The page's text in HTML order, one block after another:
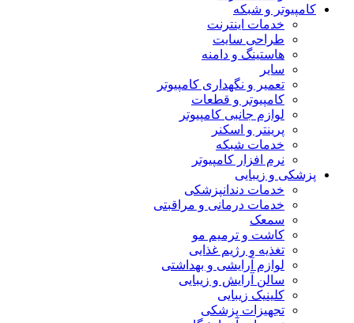
کامپیوتر و شبکه
خدمات اینترنت
طراحی سایت
هاستینگ و دامنه
سایر
تعمیر و نگهداری کامپیوتر
کامپیوتر و قطعات
لوازم جانبی کامپیوتر
پرینتر و اسکنر
خدمات شبکه
نرم افزار کامپیوتر
پزشکی و زیبایی
خدمات دندانپزشکی
خدمات درمانی و مراقبتی
سمعک
کاشت و ترمیم مو
تغذیه و رژیم غذایی
لوازم آرایشی و بهداشتی
سالن آرایش و زیبایی
کلینیک زیبایی
تجهیزات پزشکی